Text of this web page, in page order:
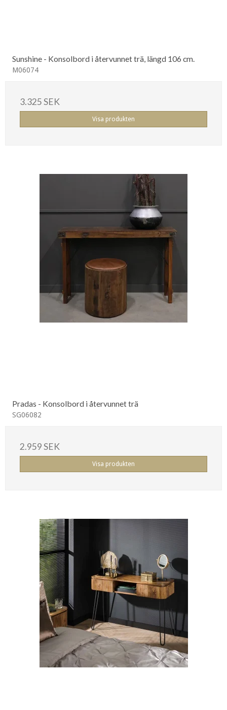
Sunshine - Konsolbord i återvunnet trä, längd 106 cm.
M06074
3.325 SEK
Visa produkten
Pradas - Konsolbord i återvunnet trä
SG06082
2.959 SEK
Visa produkten